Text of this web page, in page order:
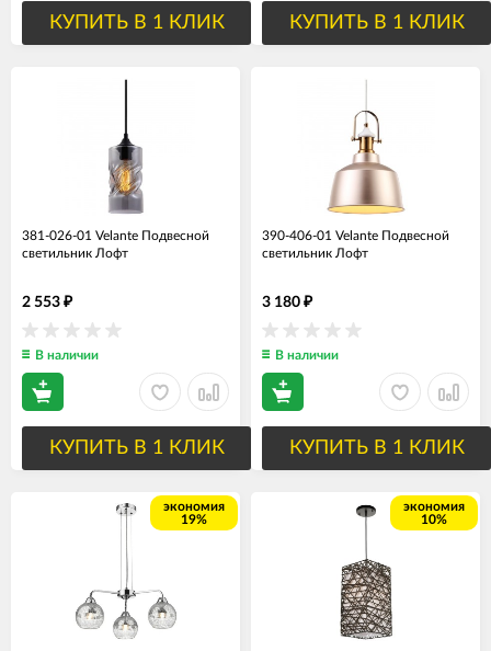
КУПИТЬ В 1 КЛИК КУПИТЬ В 1 КЛИК
381-026-01 Velante Подвесной
светильник Лофт
2 553 ₽
В наличии
КУПИТЬ В 1 КЛИК
390-406-01 Velante Подвесной
светильник Лофт
3 180 ₽
В наличии
КУПИТЬ В 1 КЛИК
экономия
19%
экономия
10%